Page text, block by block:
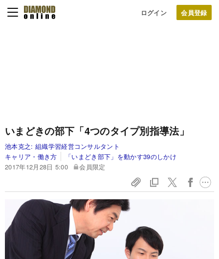
ログイン
いまどきの部下「4つのタイプ別指導法」
池本克之: 組織学習経営コンサルタント
キャリア・働き方
「いまどき部下」を動かす39のしかけ
2017年12月28日 5:00
会員限定